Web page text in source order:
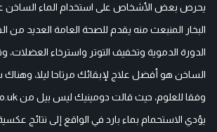
يحرص بعض الأشخاص على استخدام الماء الساخن
البخار المنبعث منه يقدم للصحة العامة العديد من
الدورة الدموية وتخفيف التوتر واسترخاء العضلات،
الساخن هو أفضل علاج لإبقائك مرتاحا ليلا،
يؤدي الاستحمام بماء بارد في الواقع إلى نتائج